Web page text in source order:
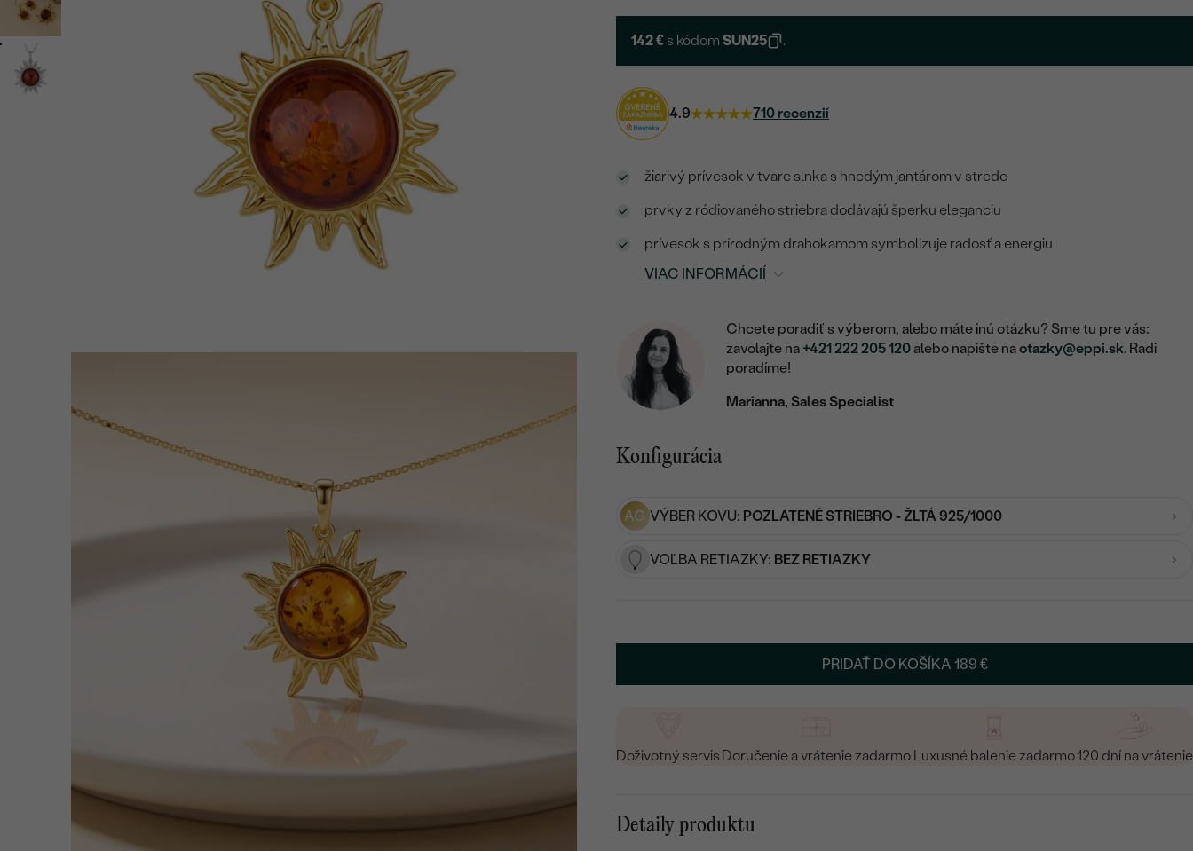
142 € s kódomSUN25 .
4.9 710 recenzií
žiarivý prívesok v tvare slnka s hnedým jantárom v strede
prvky z ródiovaného striebra dodávajú šperku eleganciu
prívesok s prírodným drahokamom symbolizuje radosť a energiu
VIAC INFORMÁCIÍ
Chcete poradiť s výberom, alebo máte inú otázku? Sme tu pre vás:
zavolajte na +421 222 205 120alebo napíšte naotazky@eppi.sk. Radi
poradíme!
Marianna, Sales Specialist
Konfigurácia
AG VÝBER KOVU: POZLATENÉ STRIEBRO - ŽLTÁ 925/1000
VOĽBA RETIAZKY: BEZ RETIAZKY
PRIDAŤ DO KOŠÍKA 189 €
Doživotný servis Doručenie a vrátenie zadarmo Luxusné balenie zadarmo120 dní na vrátenie
Detaily produktu